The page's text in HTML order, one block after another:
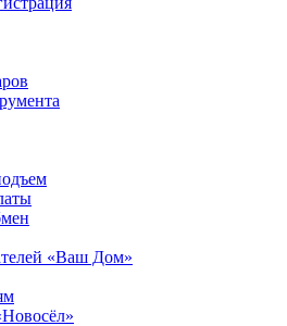
«Ваш Дом»